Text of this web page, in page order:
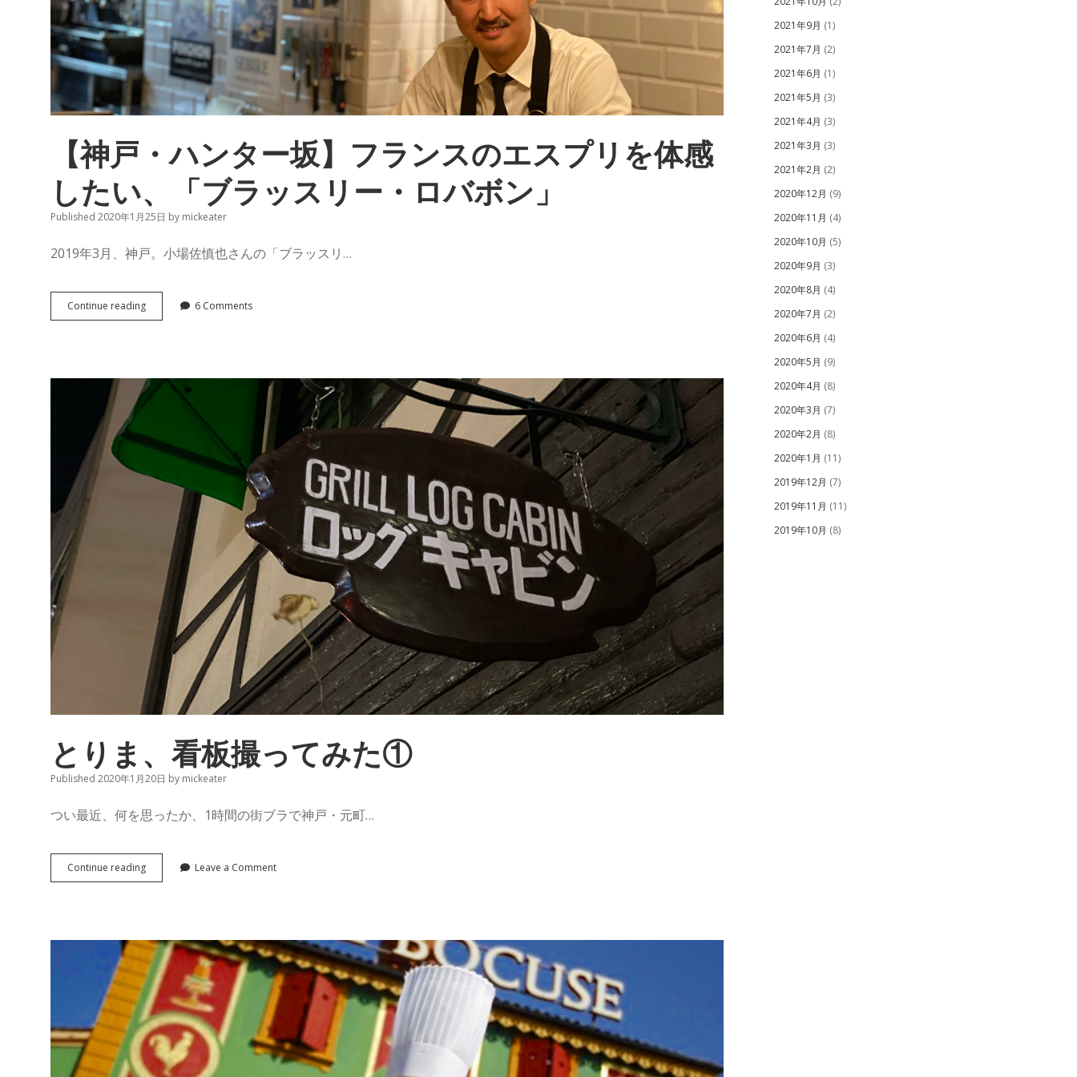
【神戸・ハンター坂】フランスのエスプリを体感
したい、「ブラッスリー・ロバボン」
Published 2020年1月25日 by mickeater
2019年3月、神戸。小場佐慎也さんの「ブラッスリ…
Continue reading【神
戸・
ー
坂】
フ
ン
ス
エ
い、
「ブ
ラ
ッ
ス
リ
6 Comments
とりま、看板撮ってみた①
Published 2020年1月20日 by mickeater
つい最近、何を思ったか、1時間の街ブラで神戸・元町…
Continue readingと
り
撮
っ
て
み
た
①
Leave a Comment
2021年9月 (1)
2021年7月 (2)
2021年6月 (1)
2021年5月 (3)
2021年4月 (3)
2021年3月 (3)
2021年2月 (2)
2020年12月 (9)
2020年11月 (4)
2020年10月 (5)
2020年9月 (3)
2020年8月 (4)
2020年7月 (2)
2020年6月 (4)
2020年5月 (9)
2020年4月 (8)
2020年3月 (7)
2020年2月 (8)
2020年1月 (11)
2019年12月 (7)
2019年11月 (11)
2019年10月 (8)